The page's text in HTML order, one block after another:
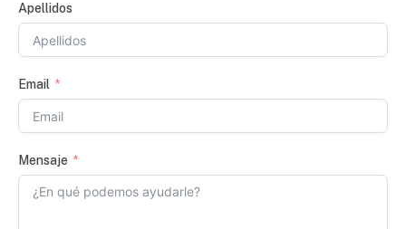
Apellidos
Email
Mensaje